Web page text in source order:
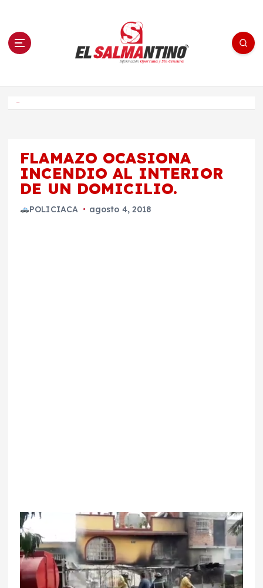
n El Salmantino - medios/noticias/editorial
FLAMAZO OCASIONA
INCENDIO AL INTERIOR
DE UN DOMICILIO.
POLICIACA agosto 4, 2018